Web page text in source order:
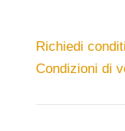
Richiedi
Condizioni di